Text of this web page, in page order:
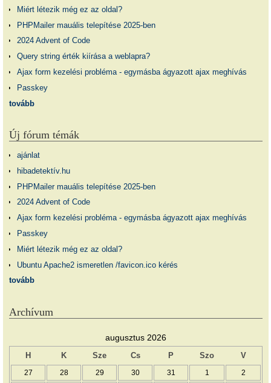
Miért létezik még ez az oldal?
PHPMailer mauális telepítése 2025-ben
2024 Advent of Code
Query string érték kiírása a weblapra?
Ajax form kezelési probléma - egymásba ágyazott ajax meghívás
Passkey
tovább
Új fórum témák
ajánlat
hibadetektív.hu
PHPMailer mauális telepítése 2025-ben
2024 Advent of Code
Ajax form kezelési probléma - egymásba ágyazott ajax meghívás
Passkey
Miért létezik még ez az oldal?
Ubuntu Apache2 ismeretlen /favicon.ico kérés
tovább
Archívum
augusztus 2026
H K Sze Cs P Szo V
27 28 29 30 31 1 2